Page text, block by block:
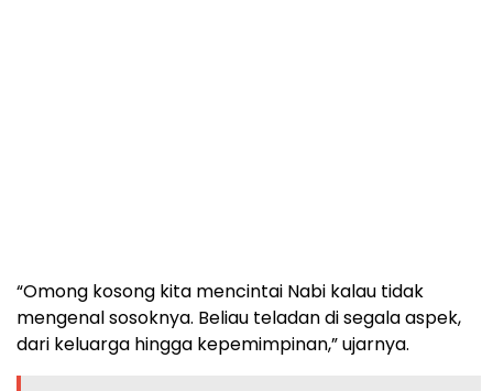
“Omong kosong kita mencintai Nabi kalau tidak
mengenal sosoknya. Beliau teladan di segala aspek,
dari keluarga hingga kepemimpinan,” ujarnya.